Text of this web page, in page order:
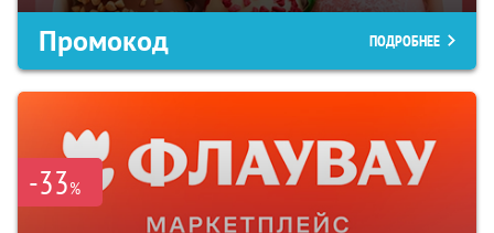
Промокод ПОДРОБНЕЕ
-33%